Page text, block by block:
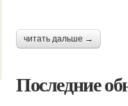
читать дальше →
Последние